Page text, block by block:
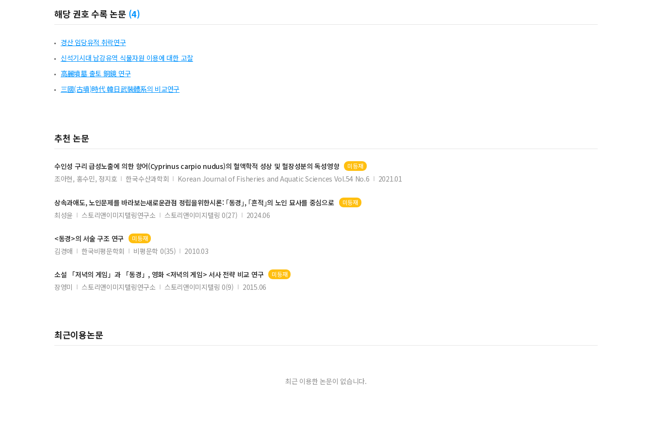
해당 권호 수록 논문 (4)
경산 임당유적 취락연구
신석기시대 남강유역 식물자원 이용에 대한 고찰
高麗墳墓 출토 銅鏡 연구
三國(古墳)時代 韓日武裝體系의 비교연구
추천 논문
수인성 구리 급성노출에 의한 향어(Cyprinus carpio nudus)의 혈액학적 성상 및 혈장성분의 독성영향 미등재
조아현, 홍수민, 정지호 한국수산과학회 Korean Journal of Fisheries and Aquatic Sciences Vol.54 No.6 2021.01
상속과애도, 노인문제를 바라보는새로운관점 정립을위한시론: ｢동경｣, ｢흔적｣의 노인 묘사를 중심으로 미등재
최성윤 스토리앤이미지텔링연구소 스토리앤이미지텔링 0(27) 2024.06
<동경>의 서술 구조 연구 미등재
김경애 한국비평문학회 비평문학 0(35) 2010.03
소설 「저녁의 게임」과 「동경」, 영화 <저녁의 게임> 서사 전략 비교 연구 미등재
장영미 스토리앤이미지텔링연구소 스토리앤이미지텔링 0(9) 2015.06
최근이용논문
최근 이용한 논문이 없습니다.